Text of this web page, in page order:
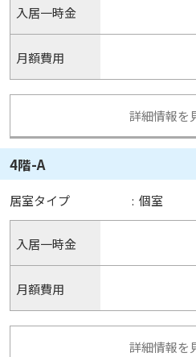
入居一時金
月額費用
詳細情報を
4階-A
居室タイプ : 個室
入居一時金
月額費用
詳細情報を